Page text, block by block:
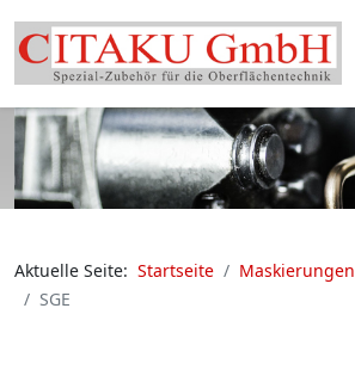
Aktuelle Seite: Startseite Maskierungen
SGE